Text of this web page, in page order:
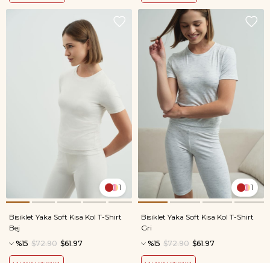
1
Bisiklet Yaka Soft Kısa Kol T-Shirt
Bej
%15
$61.97
$72.90
1
Bisiklet Yaka Soft Kısa Kol T-Shirt
Gri
%15
$61.97
$72.90